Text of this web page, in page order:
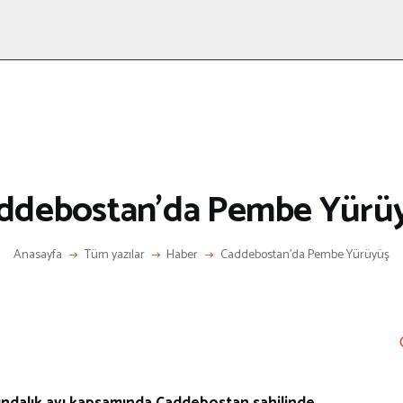
Pembe
Anasayfa Tüm yazılar Haber Caddebostan’da Pembe Yürüyüş